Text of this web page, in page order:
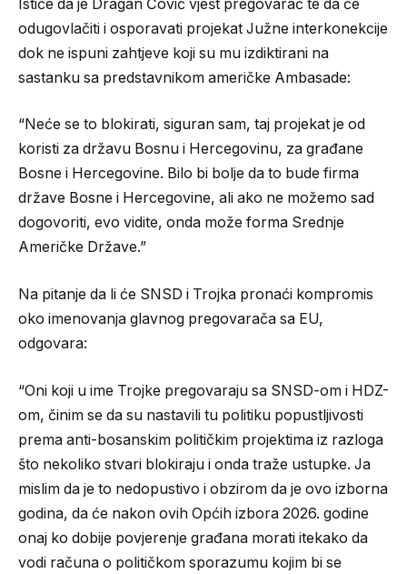
Ističe da je Dragan Čović vješt pregovarač te da će
odugovlačiti i osporavati projekat Južne interkonekcije
dok ne ispuni zahtjeve koji su mu izdiktirani na
sastanku sa predstavnikom američke Ambasade:
“Neće se to blokirati, siguran sam, taj projekat je od
koristi za državu Bosnu i Hercegovinu, za građane
Bosne i Hercegovine. Bilo bi bolje da to bude firma
države Bosne i Hercegovine, ali ako ne možemo sad
dogovoriti, evo vidite, onda može forma Srednje
Američke Države.”
Na pitanje da li će SNSD i Trojka pronaći kompromis
oko imenovanja glavnog pregovarača sa EU,
odgovara:
“Oni koji u ime Trojke pregovaraju sa SNSD-om i HDZ-
om, činim se da su nastavili tu politiku popustljivosti
prema anti-bosanskim političkim projektima iz razloga
što nekoliko stvari blokiraju i onda traže ustupke. Ja
mislim da je to nedopustivo i obzirom da je ovo izborna
godina, da će nakon ovih Općih izbora 2026. godine
onaj ko dobije povjerenje građana morati itekako da
vodi računa o političkom sporazumu kojim bi se